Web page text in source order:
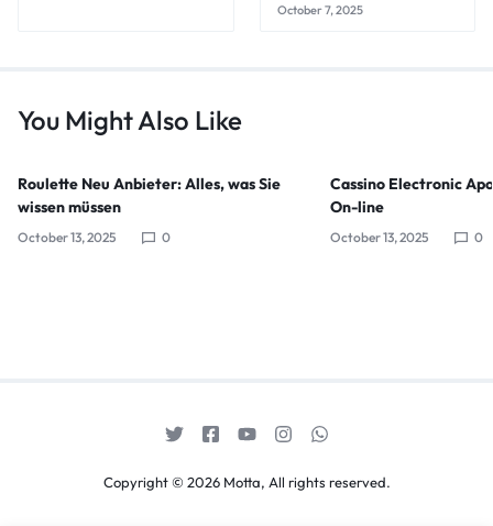
October 7, 2025
You Might Also Like
Roulette Neu Anbieter: Alles, was Sie
wissen müssen
October 13, 2025 0
Cassino Electronic
On-line
October 13, 2025 0
Copyright © 2026 Motta, All rights reserved.